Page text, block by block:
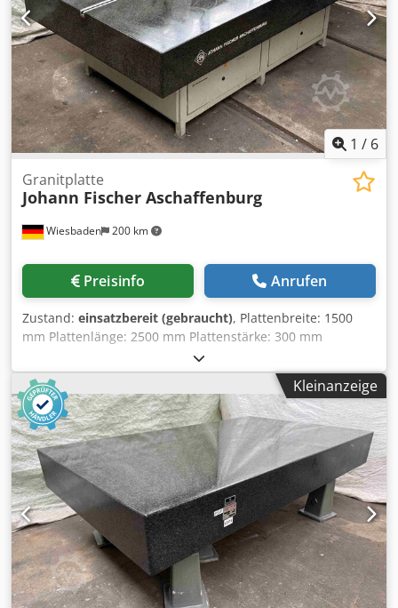
1 / 6
Wiesbaden 200 km
Granitplatte
Johann Fischer Aschaffenburg
Preisinfo Anrufen
Zustand: einsatzbereit (gebraucht), Plattenbreite: 1500
mm Plattenlänge: 2500 mm Plattenstärke: 300 mm
Crjdpfezi Sruex Acgsf Höhe, auf Unterschrank liegend: 830
mm
Kleinanzeige